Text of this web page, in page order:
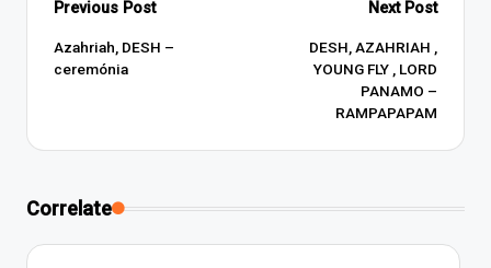
Post
navigation
Previous Post
Azahriah, DESH –
ceremónia
Next Post
DESH, AZAHRIAH ,
YOUNG FLY , LORD
PANAMO –
RAMPAPAPAM
Correlate